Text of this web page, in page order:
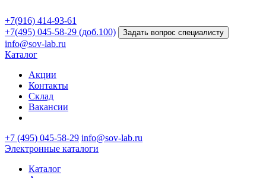
+7(916) 414-93-61
+7(495) 045-58-29 (доб.100)
Задать вопрос специалисту
info@sov-lab.ru
Каталог
Акции
Контакты
Склад
Вакансии
+7 (495) 045-58-29 info@sov-lab.ru
Электронные каталоги
Каталог